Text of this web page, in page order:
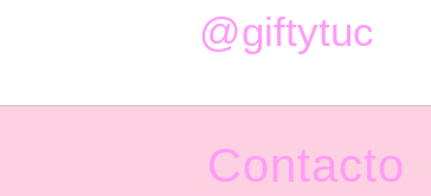
@giftytuc
Contacto